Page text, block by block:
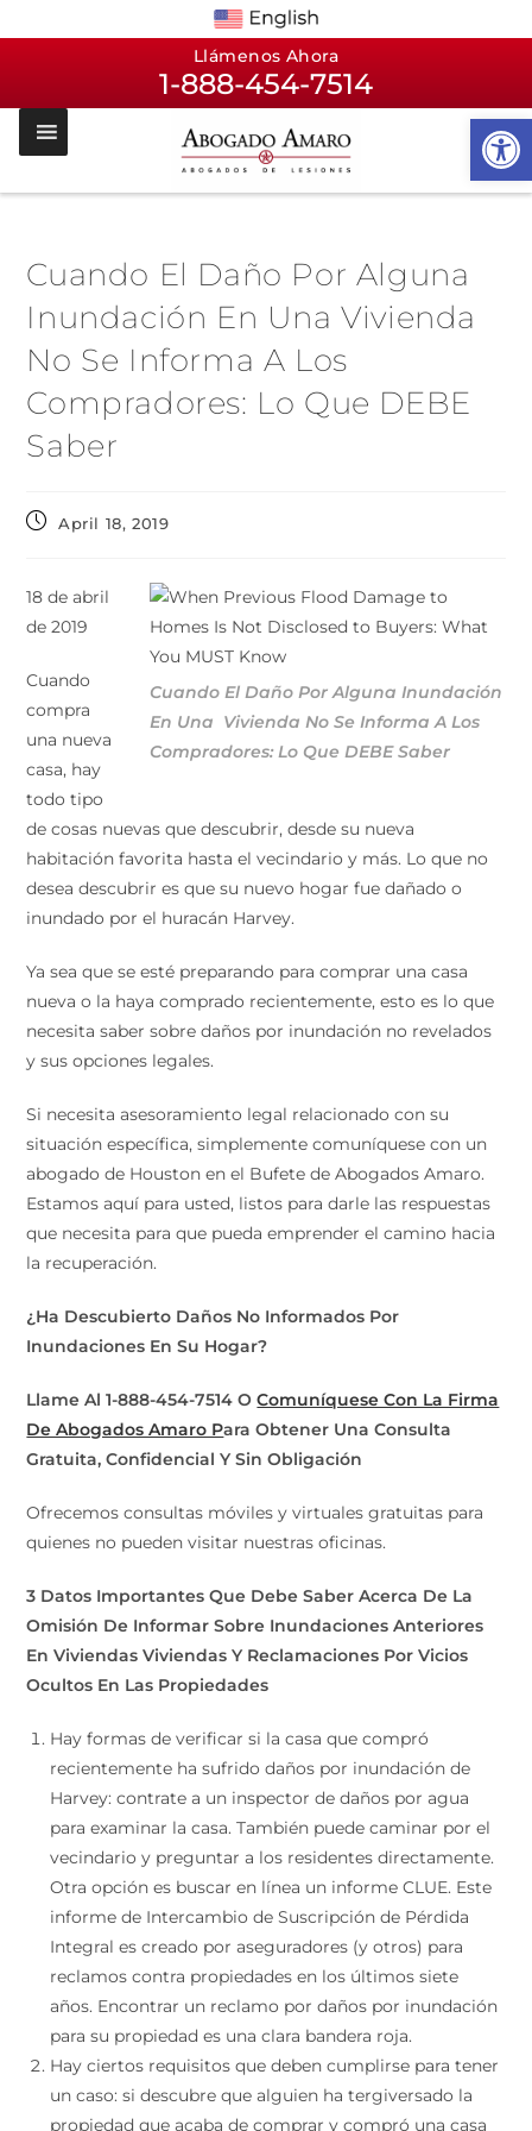
Llámenos Ahora
1-888-454-7514
Cuando El Daño Por Alguna
Inundación En Una Vivienda
No Se Informa A Los
Compradores: Lo Que DEBE
Saber
April 18, 2019
Cuando El Daño Por Alguna Inundación
En Una Vivienda No Se Informa A Los
Compradores: Lo Que DEBE Saber
18 de abril
de 2019
Cuando
compra
una nueva
casa, hay
todo tipo
de cosas nuevas que descubrir, desde su nueva
habitación favorita hasta el vecindario y más. Lo que no
desea descubrir es que su nuevo hogar fue dañado o
inundado por el huracán Harvey.
Ya sea que se esté preparando para comprar una casa
nueva o la haya comprado recientemente, esto es lo que
necesita saber sobre daños por inundación no revelados
y sus opciones legales.
Si necesita asesoramiento legal relacionado con su
situación específica, simplemente comuníquese con un
abogado de Houston en el Bufete de Abogados Amaro.
Estamos aquí para usted, listos para darle las respuestas
que necesita para que pueda emprender el camino hacia
la recuperación.
¿Ha Descubierto Daños No Informados Por
Inundaciones En Su Hogar?
Llame Al 1-888-454-7514 OComuníquese Con La Firma
De Abogados Amaro Para Obtener Una Consulta
Gratuita, Confidencial Y Sin Obligación
Ofrecemos consultas móviles y virtuales gratuitas para
quienes no pueden visitar nuestras oficinas.
3 Datos Importantes Que Debe Saber Acerca De La
Omisión De Informar Sobre Inundaciones Anteriores
En Viviendas Viviendas Y Reclamaciones Por Vicios
Ocultos En Las Propiedades
Hay formas de verificar si la casa que compró
recientemente ha sufrido daños por inundación de
Harvey: contrate a un inspector de daños por agua
para examinar la casa. También puede caminar por el
vecindario y preguntar a los residentes directamente.
Otra opción es buscar en línea un informe CLUE. Este
informe de Intercambio de Suscripción de Pérdida
Integral es creado por aseguradores (y otros) para
reclamos contra propiedades en los últimos siete
años. Encontrar un reclamo por daños por inundación
para su propiedad es una clara bandera roja.
Hay ciertos requisitos que deben cumplirse para tener
un caso: si descubre que alguien ha tergiversado la
propiedad que acaba de comprar y compró una casa